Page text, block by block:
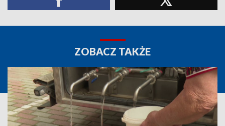
ZOBACZ TAKŻE